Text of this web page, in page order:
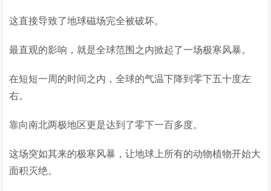
这直接导致了地球磁场完全被破坏。
最直观的影响，就是全球范围之内掀起了一场极寒风暴。
在短短一周的时间之内，全球的气温下降到零下五十度左
右。
靠向南北两极地区更是达到了零下一百多度。
这场突如其来的极寒风暴，让地球上所有的动物植物开始大
面积灭绝。